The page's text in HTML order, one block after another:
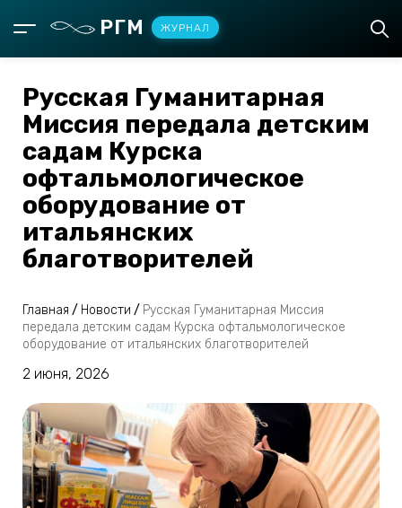
РГМ ЖУРНАЛ
Русская Гуманитарная
Миссия передала детским
садам Курска
офтальмологическое
оборудование от
итальянских
благотворителей
Главная / Новости / Русская Гуманитарная Миссия
передала детским садам Курска офтальмологическое
оборудование от итальянских благотворителей
2 июня, 2026